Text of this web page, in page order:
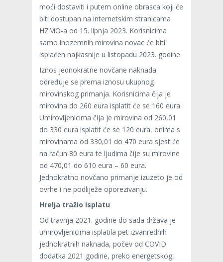
moći dostaviti i putem online obrasca koji će
biti dostupan na internetskim stranicama
HZMO-a od 15. lipnja 2023. Korisnicima
samo inozemnih mirovina novac će biti
isplaćen najkasnije u listopadu 2023. godine.
Iznos jednokratne novčane naknada
određuje se prema iznosu ukupnog
mirovinskog primanja. Korisnicima čija je
mirovina do 260 eura isplatit će se 160 eura.
Umirovljenicima čija je mirovina od 260,01
do 330 eura isplatit će se 120 eura, onima s
mirovinama od 330,01 do 470 eura sjest će
na račun 80 eura te ljudima čije su mirovine
od 470,01 do 610 eura – 60 eura.
Jednokratno novčano primanje izuzeto je od
ovrhe i ne podliježe oporezivanju.
Hrelja tražio isplatu
Od travnja 2021. godine do sada država je
umirovljenicima isplatila pet izvanrednih
jednokratnih naknada, počev od COVID
dodatka 2021 godine, preko energetskog,